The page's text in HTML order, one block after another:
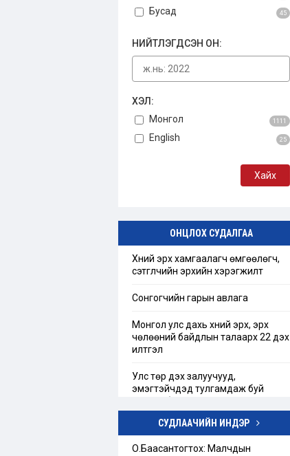
Бусад 45
НИЙТЛЭГДСЭН ОН:
ХЭЛ:
Монгол
1111
English 25
ОНЦЛОХ СУДАЛГАА
Хүний эрх хамгаалагч өмгөөлөгч,
сэтгүүлчийн эрхийн хэрэгжилт
Сонгогчийн гарын авлага
Монгол улс дахь хүний эрх, эрх
чөлөөний байдлын талаарх 22 дэх
илтгэл
Улс төр дэх залуучууд,
эмэгтэйчүүдэд тулгамдаж буй
Төрийн бус байгууллагын тухай
хэрэгцээ, шаардлагын тандан
СУДЛААЧИЙН ИНДЭР
О.Баасантогтох: Малчдын